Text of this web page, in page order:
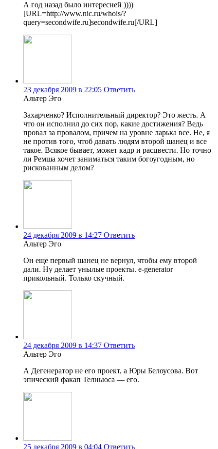
А год назад было интересней ))))
[URL=http://www.nic.ru/whois/?
query=secondwife.ru]secondwife.ru[/URL]
23 декабря 2009 в 22:05 Ответить
Альтер Эго
Захарченко? Исполнительный директор? Это жесть. А
что он исполнил до сих пор, какие достижения? Ведь
провал за провалом, причем на уровне ларька все. Не, я
не против того, чтоб давать людям второй шанец и все
такое. Всякое бывает, может кадр и расцвести. Но точно
ли Ремша хочет заниматься таким богоугодным, но
рискованным делом?
24 декабря 2009 в 14:27 Ответить
Альтер Эго
Он еще первый шанец не вернул, чтобы ему второй
дали. Ну делает унылые проекты. e-generator
прикольный. Только скучный.
24 декабря 2009 в 14:37 Ответить
Альтер Эго
А Дегенератор не его проект, а Юры Белоусова. Вот
эпический факап Телньюса — его.
25 декабря 2009 в 04:04 Ответить